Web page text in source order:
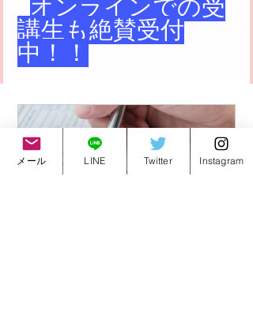
オンラインでの受
講生も絶賛受付
中！！
メール LINE Twitter Instagram